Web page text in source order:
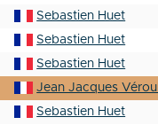
Sebastien Huet
Sebastien Huet
Sebastien Huet
Jean Jacques Véroul
Sebastien Huet